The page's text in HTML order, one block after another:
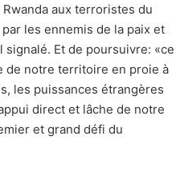
aux terroristes du
les ennemis de la paix et
Et de poursuivre: «ce
de notre territoire en proie à
les puissances étrangères
direct et lâche de notre
et grand défi du